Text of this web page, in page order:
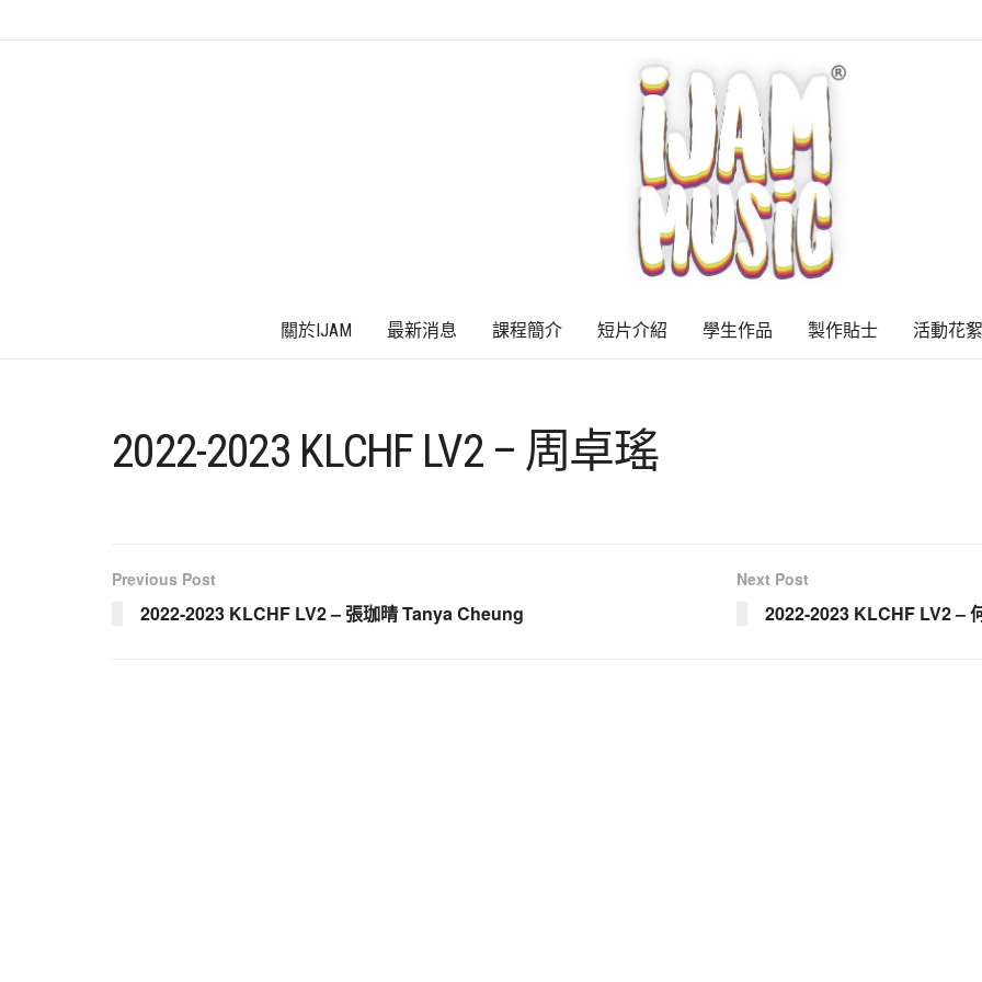
關於IJAM 最新消息 課程簡介 短片介紹 學生作品 製作貼士 活動花絮
2022-2023 KLCHF LV2 – 周卓瑤
Previous Post
2022-2023 KLCHF LV2 – 張珈晴 Tanya Cheung
Next Post
2022-2023 KLCHF LV2 –